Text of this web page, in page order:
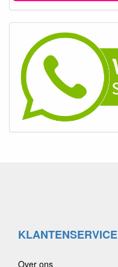
KLANTENSERVICE
Over ons